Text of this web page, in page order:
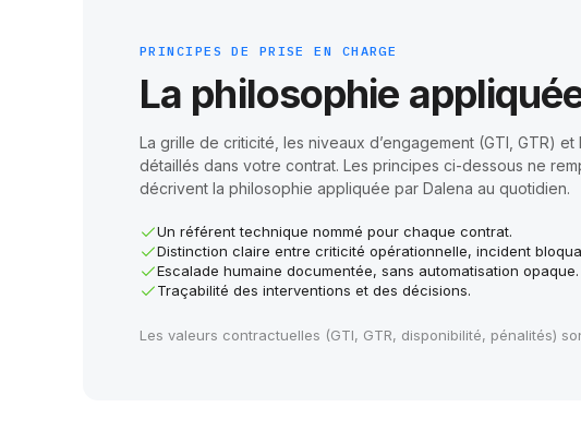
PRINCIPES DE PRISE EN CHARGE
La philosophie
La grille de criticité, les niveaux d’engagement (GTI, GTR)
détaillés dans votre contrat. Les principes ci-dessous ne
décrivent la philosophie appliquée par Dalena au quotidien.
Un référent technique nommé pour chaque contrat.
Distinction claire entre criticité opérationnelle, incident
Escalade humaine documentée, sans automatisation opaque.
Traçabilité des interventions et des décisions.
Les valeurs contractuelles (GTI, GTR, disponibilité, pénalités)